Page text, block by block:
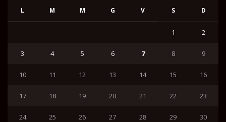
L M M G V S D
1 2
3 4 5 6 7 8 9
10 11 12 13 14 15 16
17 18 19 20 21 22 23
24 25 26 27 28 29 30